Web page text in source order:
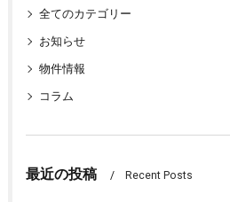
全てのカテゴリー
お知らせ
物件情報
コラム
最近の投稿 Recent Posts